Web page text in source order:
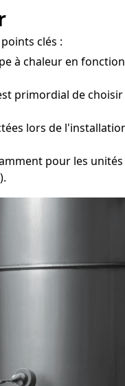
clés :
à chaleur en
primordial de
lors de
pour les